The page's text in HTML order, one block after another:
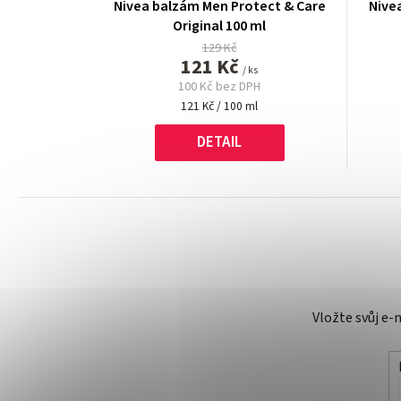
Nivea balzám Men Protect & Care
Original 100 ml
129 Kč
121 Kč / ks
100 Kč bez DPH
Měrná
121 Kč / 100 ml
DETAIL
Vložte svůj e-